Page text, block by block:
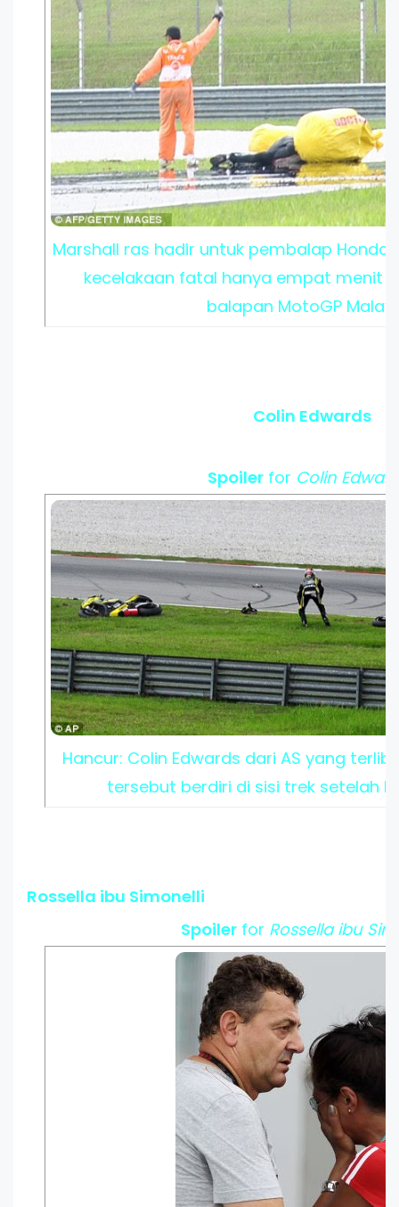
Marshall ras hadir untuk pembalap Honda
kecelakaan fatal hanya empat menit
balapan MotoGP
Colin Edwards
Spoilerfor Colin
Hancur: Colin Edwards dari AS yang
tersebut berdiri di sisi trek setelah
Rossella ibu Simonelli
Spoiler for Rossella ibu